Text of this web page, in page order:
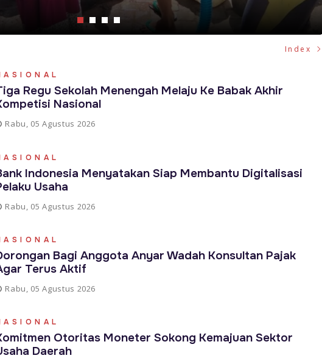
Index
Regu Sekolah Menengah Melaju Ke Babak Akhir
Nasional
Rabu, 05 Agustus 2026
Indonesia Menyatakan Siap Membantu Digitalisasi
Usaha
Rabu, 05 Agustus 2026
Bagi Anggota Anyar Wadah Konsultan Pajak
Terus Aktif
Rabu, 05 Agustus 2026
Otoritas Moneter Sokong Kemajuan Sektor
Daerah